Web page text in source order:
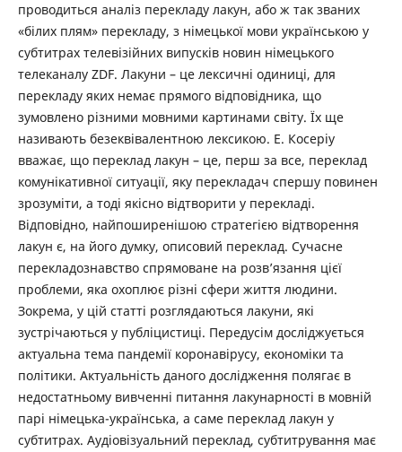
проводиться аналіз перекладу лакун, або ж так званих
«білих плям» перекладу, з німецької мови українською у
субтитрах телевізійних випусків новин німецького
телеканалу ZDF. Лакуни – це лексичні одиниці, для
перекладу яких немає прямого відповідника, що
зумовлено різними мовними картинами світу. Їх ще
називають безеквівалентною лексикою. Е. Косеріу
вважає, що переклад лакун – це, перш за все, переклад
комунікативної ситуації, яку перекладач спершу повинен
зрозуміти, а тоді якісно відтворити у перекладі.
Відповідно, найпоширенішою стратегією відтворення
лакун є, на його думку, описовий переклад. Сучасне
перекладознавство спрямоване на розв’язання цієї
проблеми, яка охоплює різні сфери життя людини.
Зокрема, у цій статті розглядаються лакуни, які
зустрічаються у публіцистиці. Передусім досліджується
актуальна тема пандемії коронавірусу, економіки та
політики. Актуальність даного дослідження полягає в
недостатньому вивченні питання лакунарності в мовній
парі німецька-українська, а саме переклад лакун у
субтитрах. Аудіовізуальний переклад, субтитрування має